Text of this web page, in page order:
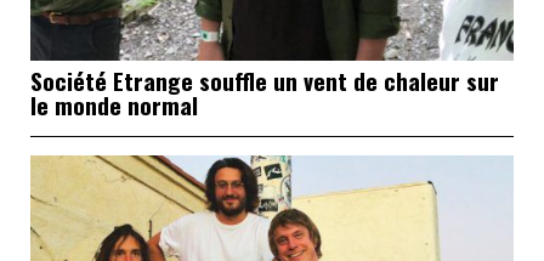
Société Etrange souffle un vent de chaleur sur
le monde normal